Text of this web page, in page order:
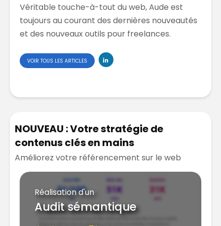
Véritable touche-à-tout du web, Aude est
toujours au courant des dernières nouveautés
et des nouveaux outils pour freelances.
VOIR TOUS LES ARTICLES
NOUVEAU : Votre stratégie de
contenus clés en mains
Améliorez votre référencement sur le web
Réalisation d'un
Audit sémantique